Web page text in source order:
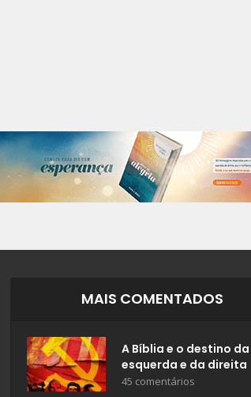
MAIS COMENTADOS
A Bíblia e o destino da
esquerda e da direita
45 comentários